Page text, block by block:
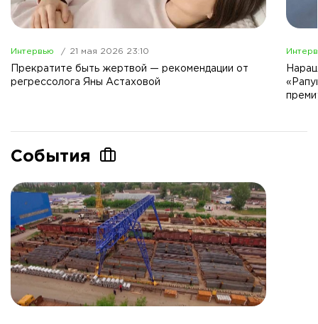
Интервью 21 мая 2026 23:10
Прекратите быть жертвой — рекомендации от
регрессолога Яны Астаховой
События